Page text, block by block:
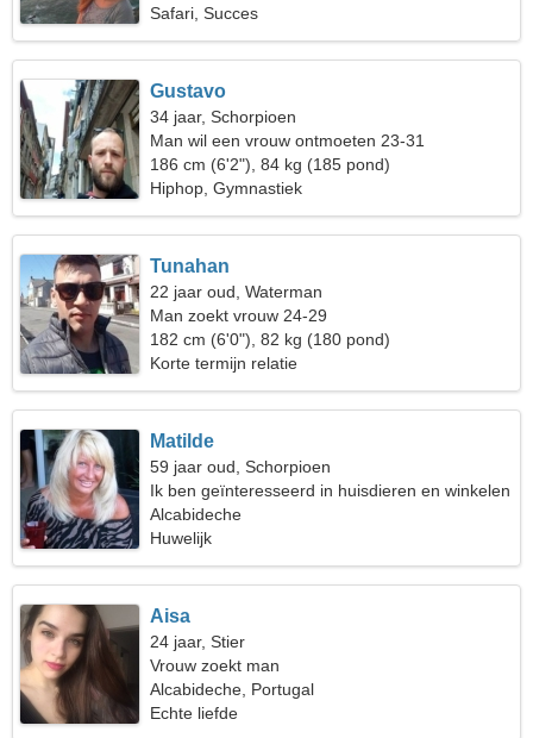
Safari, Succes
Gustavo
34 jaar, Schorpioen
Man wil een vrouw ontmoeten 23-31
186 cm (6'2"), 84 kg (185 pond)
Hiphop, Gymnastiek
Tunahan
22 jaar oud, Waterman
Man zoekt vrouw 24-29
182 cm (6'0"), 82 kg (180 pond)
Korte termijn relatie
Matilde
59 jaar oud, Schorpioen
Ik ben geïnteresseerd in huisdieren en winkelen
Alcabideche
Huwelijk
Aisa
24 jaar, Stier
Vrouw zoekt man
Alcabideche, Portugal
Echte liefde